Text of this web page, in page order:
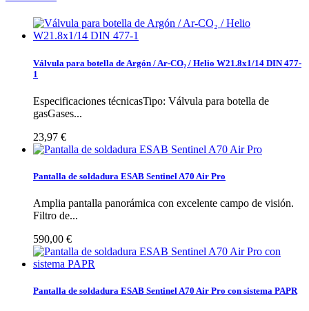
Válvula para botella de Argón / Ar-CO₂ / Helio W21.8x1/14 DIN 477-
1
Especificaciones técnicasTipo: Válvula para botella de
gasGases...
23,97 €
Pantalla de soldadura ESAB Sentinel A70 Air Pro
Amplia pantalla panorámica con excelente campo de visión.
Filtro de...
590,00 €
Pantalla de soldadura ESAB Sentinel A70 Air Pro con sistema PAPR